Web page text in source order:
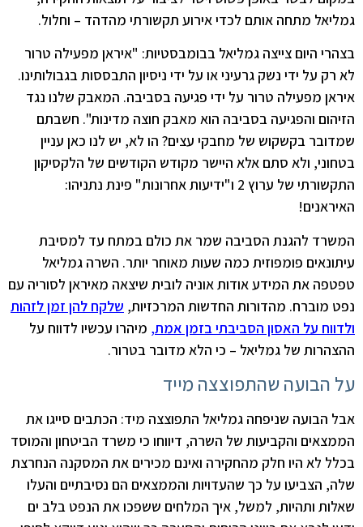
גמליאל מתחה אותם לכדי אירוע תקשורתי מהדהד – וחלול.
בצהרי היום צייצה גמליאל בבומבסטיות: "איראן מפעילה טרור
לא רק על ידי נשק גרעיני או על ידי ניסיון התבססות בגבולותינו.
איראן מפעילה טרור על ידי פגיעה בסביבה. המאבק שלנו נגד
הזיהום והפגיעה בסביבה הוא מאבק חוצה מדינות". חשבתם
שמדובר בקשקוש של מחבקי עצים? הו לא, יש לנו כאן עניין
בטחוני, ולא סתם אלא היישר מקודש הקודשים של הלקסיקון
התקשורתי של ערוץ 2 ו"ידיעות אחרונות" פינת נתניהו:
האיראנים!
המשרד להגנת הסביבה שמר את כולם במתח עד למסיבת
עיתונאים פומפוזית כמה שעות מאוחר יותר. השרה גמליאל
טפטפה את המידע אודות אוניה לובית שיצאה מאיראן לסוריה עם
נפט מוברח. מהדורות החדשות המרכזיות, שלקח להן זמן לזהות
ולדווח על האסון הסביבתי בזמן אמת, מיהרו עכשיו לדווח על
ההצהרות של גמליאל – כי הלא מדובר בטרור.
על הבועה שהתפוצצה מייד
אבל הבועה שניפחה גמליאל התפוצצה מיד: הכתבים סייגו את
הממצאים והקביעות של השרה, דיווחו כי משרד הביטחון והמוסד
בכלל לא היו חלק מהחקירה ואינם מכירים את המסקנה הנחרצת
שלה, הצביעו על כך שהעדויות והממצאים הם נסיבתיים והעלו
שאלות ותהיות, למשל, איך המלחים ששפכו את הנפט בלב ים